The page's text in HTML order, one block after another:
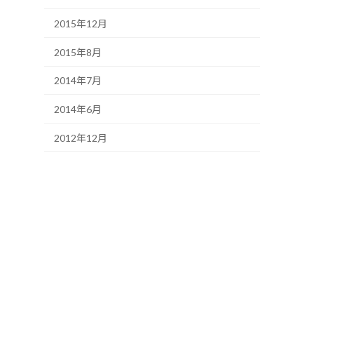
2015年12月
2015年8月
2014年7月
2014年6月
2012年12月